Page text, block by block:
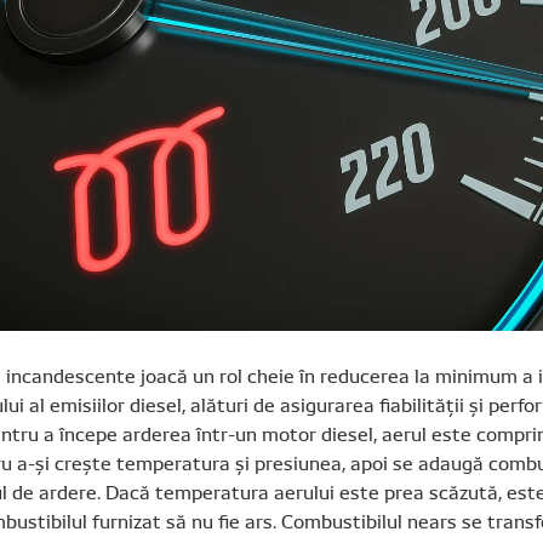
incandescente joacă un rol cheie în reducerea la minimum
al emisiilor diesel, alături de asigurarea fiabilității și
a începe arderea într-un motor diesel, aerul este
a-și crește temperatura și presiunea, apoi se adaugă
de ardere. Dacă temperatura aerului este prea scăzută,
furnizat să nu fie ars. Combustibilul nears se